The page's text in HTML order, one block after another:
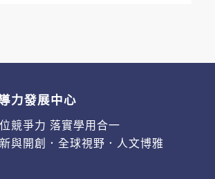
力發展中心
競爭力 落實學用合一
與開創．全球視野．人文博雅